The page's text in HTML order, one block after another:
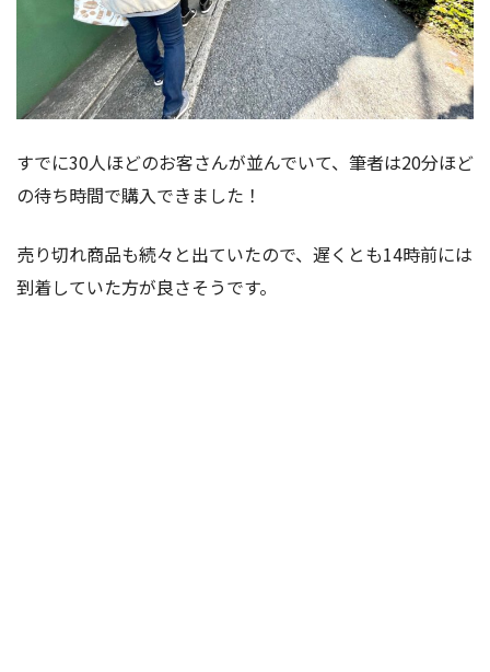
すでに30人ほどのお客さんが並んでいて、筆者は20分ほど
の待ち時間で購入できました！
売り切れ商品も続々と出ていたので、遅くとも14時前には
到着していた方が良さそうです。